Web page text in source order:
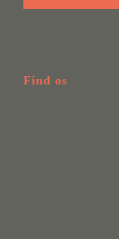
Find os